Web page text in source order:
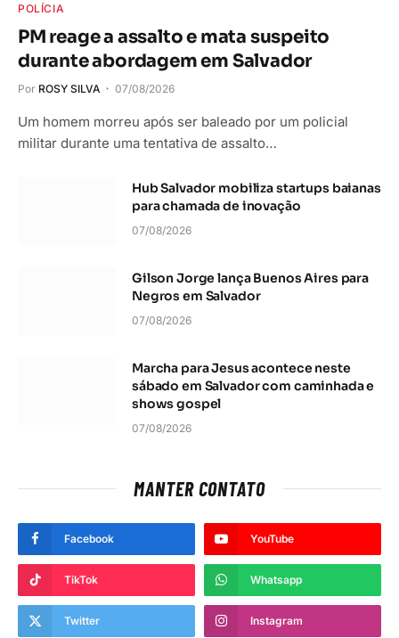
POLÍCIA
PM reage a assalto e mata suspeito
durante abordagem em Salvador
Por ROSY SILVA 07/08/2026
Um homem morreu após ser baleado por um policial
militar durante uma tentativa de assalto…
Hub Salvador mobiliza startups baianas
para chamada de inovação
07/08/2026
Gilson Jorge lança Buenos Aires para
Negros em Salvador
07/08/2026
Marcha para Jesus acontece neste
sábado em Salvador com caminhada e
shows gospel
07/08/2026
MANTER CONTATO
Facebook YouTube
TikTok Whatsapp
Twitter Instagram